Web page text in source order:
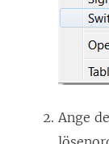
Ange